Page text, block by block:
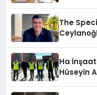
The
Ha
Hüseyin